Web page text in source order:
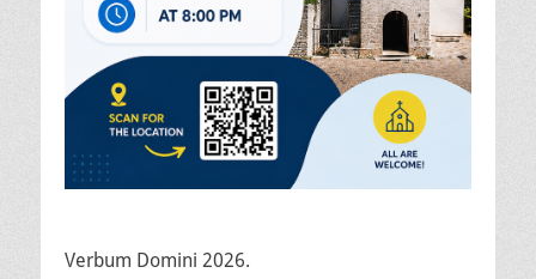
Verbum Domini 2026.